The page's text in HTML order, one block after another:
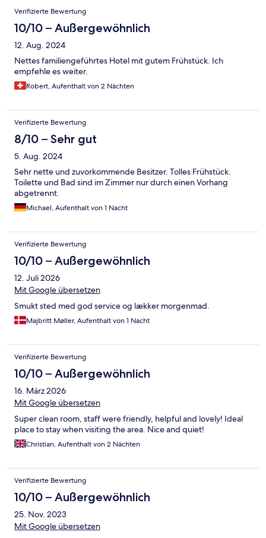
Verifizierte Bewertung
10/10 – Außergewöhnlich
12. Aug. 2024
Nettes familiengeführtes Hotel mit gutem Frühstück. Ich
empfehle es weiter.
Robert, Aufenthalt von 2 Nächten
Verifizierte Bewertung
8/10 – Sehr gut
5. Aug. 2024
Sehr nette und zuvorkommende Besitzer. Tolles Frühstück.
Toilette und Bad sind im Zimmer nur durch einen Vorhang
abgetrennt.
Michael, Aufenthalt von 1 Nacht
Verifizierte Bewertung
10/10 – Außergewöhnlich
12. Juli 2026
Mit Google übersetzen
Smukt sted med god service og lækker morgenmad.
Majbritt Møller, Aufenthalt von 1 Nacht
Verifizierte Bewertung
10/10 – Außergewöhnlich
16. März 2026
Mit Google übersetzen
Super clean room, staff were friendly, helpful and lovely! Ideal
place to stay when visiting the area. Nice and quiet!
Christian, Aufenthalt von 2 Nächten
Verifizierte Bewertung
10/10 – Außergewöhnlich
25. Nov. 2023
Mit Google übersetzen